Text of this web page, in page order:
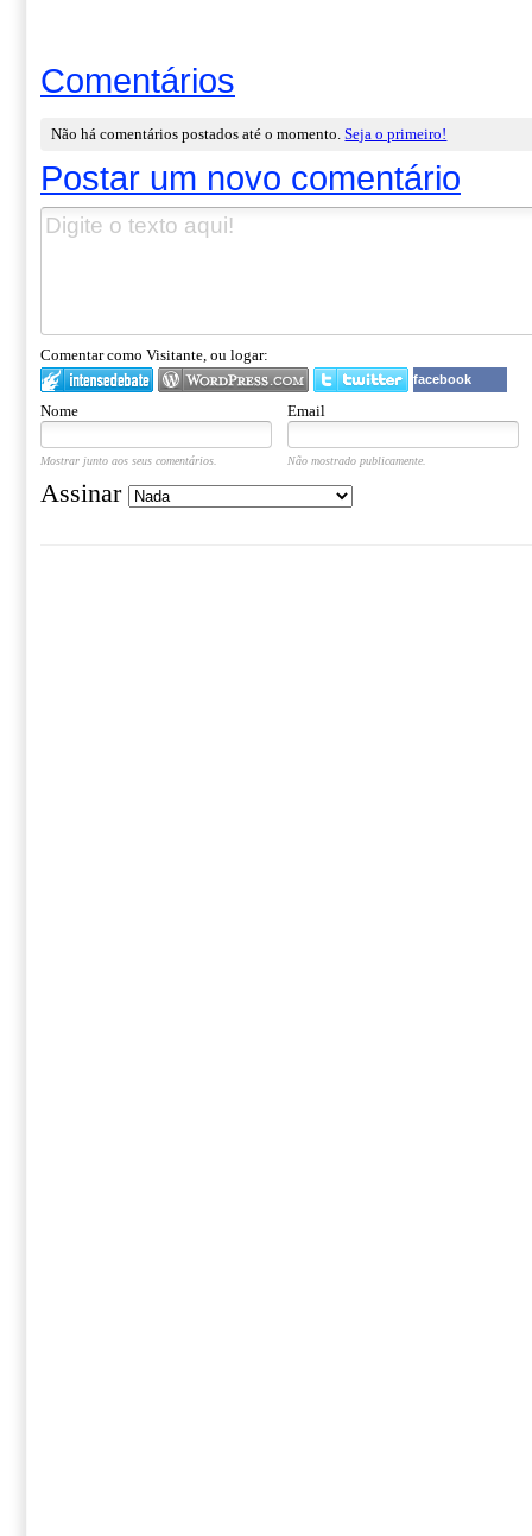
Comentários
Não há comentários postados até o momento.Seja o primeiro!
Postar um novo comentário
Comentar como Visitante, ou logar:
facebook
Nome Email
Mostrar junto aos seus comentários. Não mostrado publicamente.
Assinar